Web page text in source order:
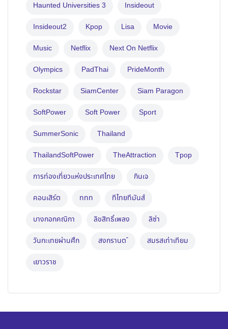
Haunted Universities 3 Insideout
Insideout2 Kpop Lisa Movie
Music Netflix Next On Netflix
Olympics PadThai PrideMonth
Rockstar SiamCenter Siam Paragon
SoftPower Soft Power Sport
SummerSonic Thailand
ThailandSoftPower TheAttraction Tpop
การท่องเที่ยวแห่งประเทศไทย กินเจ
คอนเสิร์ต ททท ทีไทยทีมันส์
บางกอกคณิกา ลิขสิทธิ์เพลง ลิซ่า
วันกะเทยผ่านศึก สงกรานต ์ สมรสเท่าเทียม
เยาวราช